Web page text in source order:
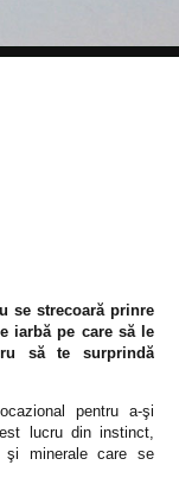
se strecoară prinre
iarbă pe care să le
să te surprindă
pentru a-şi
lucru din instinct,
şi minerale care se